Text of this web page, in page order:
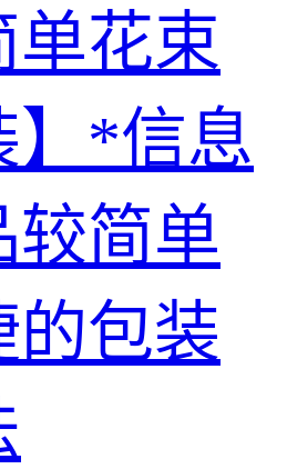
单花束
】*信息
较简单
的包装